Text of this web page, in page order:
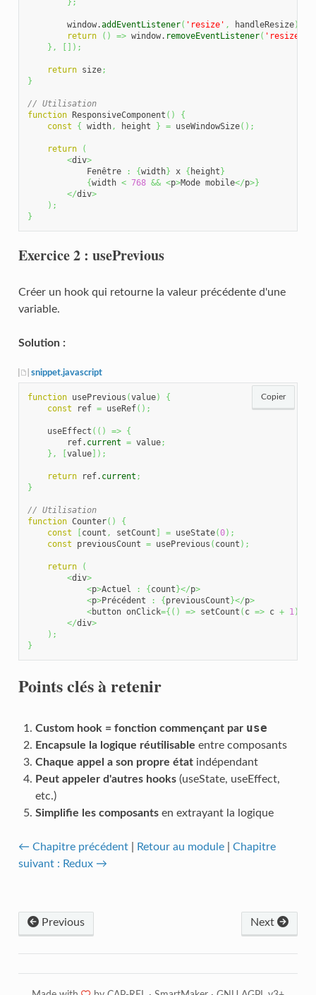
        window.
addEventListener( 'resize' , handleResize)
return
( ) => window. removeEventListener( 'resize'
} , [ ] ) ;
return size;
}
// Utilisation
function ResponsiveComponent ( )
{
const
{ width, height } = useWindowSize( ) ;
return
(
<div>
            Fenêtre
: {width} x { height}
{width < 768 && <p>Mode mobile</p>}
</div>
) ;
}
Exercice 2 : usePrevious
Créer un hook qui retourne la valeur précédente d'une
variable.
Solution :
snippet.javascript
function usePrevious (value)
{
const ref = useRef( ) ;
    useEffect
( ( ) =>
{
        ref.
current = value;
} , [value] ) ;
return ref. current ;
}
// Utilisation
function Counter( )
{
const
[count , setCount ] = useState(0) ;
const previousCount = usePrevious ( count ) ;
return
(
<div>
<p>Actuel : {count}</p>
<p>Précédent : {previousCount}</p>
<button onClick={ ( ) => setCount ( c => c + 1 )
</div>
) ;
}
Copier
Points clés à retenir
Custom hook = fonction commençant par use
Encapsule la logique réutilisable entre composants
Chaque appel a son propre étatindépendant
Peut appeler d'autres hooks(useState, useEffect,
etc.)
Simplifie les composantsen extrayant la logique
← Chapitre précédent| Retour au module| Chapitre
suivant : Redux →
Previous Next